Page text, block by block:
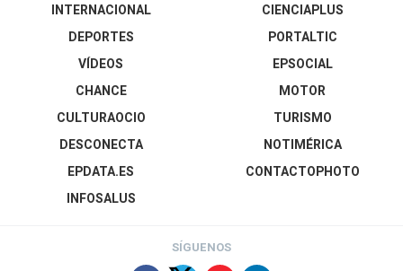
INTERNACIONAL
DEPORTES
VÍDEOS
CIENCIAPLUS
PORTALTIC
EPSOCIAL
CHANCE
CULTURAOCIO
DESCONECTA
EPDATA.ES
INFOSALUS
MOTOR
TURISMO
NOTIMÉRICA
CONTACTOPHOTO
SÍGUENOS